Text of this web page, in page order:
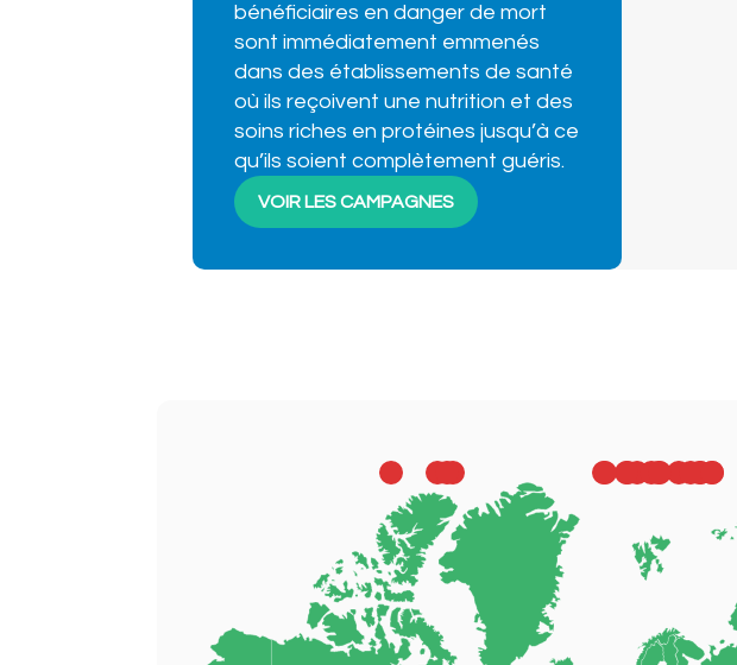
bénéficiaires en danger de mort
sont immédiatement emmenés
dans des établissements de santé
où ils reçoivent une nutrition et des
soins riches en protéines jusqu’à ce
qu’ils soient complètement guéris.
VOIR LES CAMPAGNES